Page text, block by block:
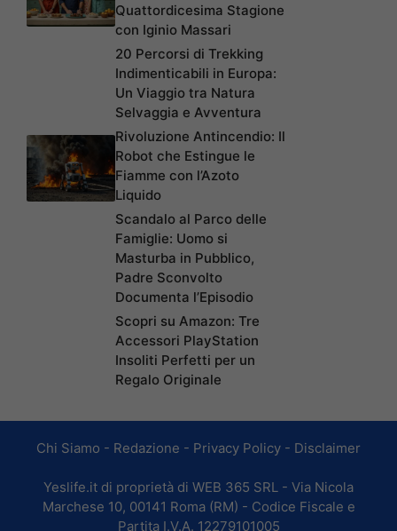
Quattordicesima Stagione
con Iginio Massari
20 Percorsi di Trekking
Indimenticabili in Europa:
Un Viaggio tra Natura
Selvaggia e Avventura
Rivoluzione Antincendio: Il
Robot che Estingue le
Fiamme con l’Azoto
Liquido
Scandalo al Parco delle
Famiglie: Uomo si
Masturba in Pubblico,
Padre Sconvolto
Documenta l’Episodio
Scopri su Amazon: Tre
Accessori PlayStation
Insoliti Perfetti per un
Regalo Originale
Chi Siamo - Redazione - Privacy Policy - Disclaimer
Yeslife.it di proprietà di WEB 365 SRL - Via Nicola
Marchese 10, 00141 Roma (RM) - Codice Fiscale e
Partita I.V.A. 12279101005